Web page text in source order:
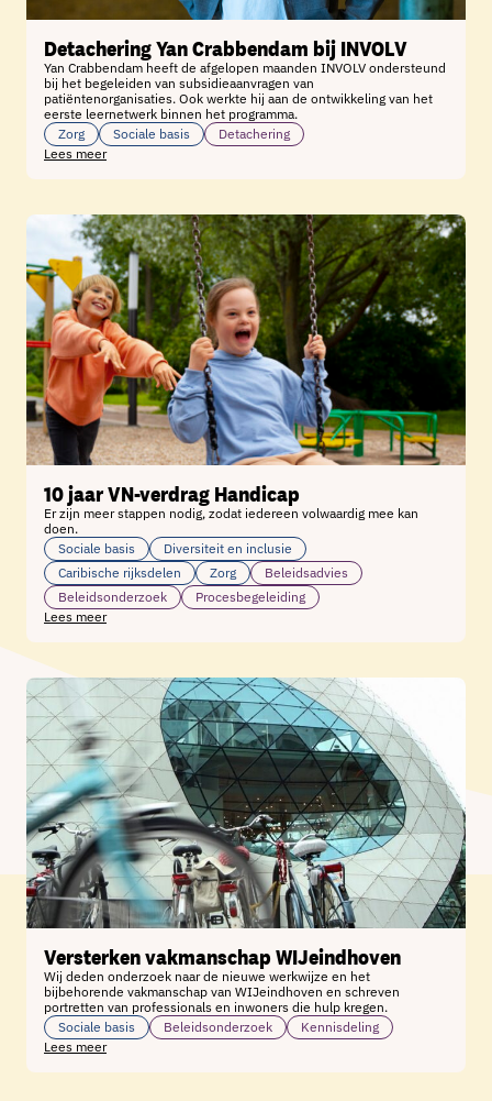
Detachering Yan Crabbendam bij INVOLV
Yan Crabbendam heeft de afgelopen maanden INVOLV ondersteund
bij het begeleiden van subsidieaanvragen van
patiëntenorganisaties. Ook werkte hij aan de ontwikkeling van het
eerste leernetwerk binnen het programma.
Zorg
Sociale basis
Detachering
Lees meer
10 jaar VN-verdrag Handicap
Er zijn meer stappen nodig, zodat iedereen volwaardig mee kan
doen.
Sociale basis
Diversiteit en inclusie
Caribische rijksdelen
Zorg
Beleidsadvies
Beleidsonderzoek
Procesbegeleiding
Lees meer
Versterken vakmanschap WIJeindhoven
Wij deden onderzoek naar de nieuwe werkwijze en het
bijbehorende vakmanschap van WIJeindhoven en schreven
portretten van professionals en inwoners die hulp kregen.
Sociale basis
Beleidsonderzoek
Kennisdeling
Lees meer